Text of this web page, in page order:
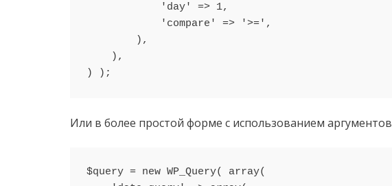
            'day' => 1,
            'compare' => '>=',
        ),
    ),
Или в более простой форме с использованием аргументов
$query = new WP_Query( array(